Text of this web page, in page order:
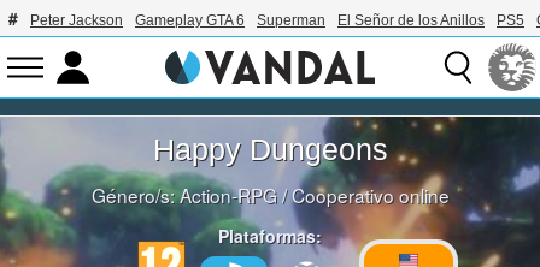
Peter Jackson Gameplay GTA 6 Superman El Señor de los Anillos PS5
Happy Dungeons
Género/s:Action-RPG/Cooperativo online
Plataformas: